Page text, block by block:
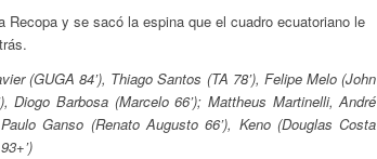
Recopa y se sacó la espina que el cuadro ecuatoriano le
(GUGA 84’), Thiago Santos (TA 78’), Felipe Melo (John
Diogo Barbosa (Marcelo 66’); Mattheus Martinelli, André
Ganso (Renato Augusto 66’), Keno (Douglas Costa